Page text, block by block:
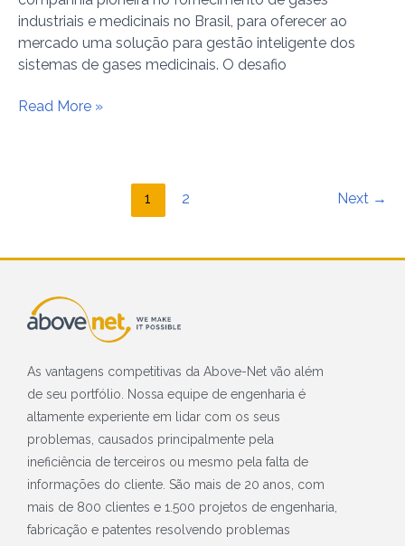
industriais e medicinais no Brasil, para oferecer ao
mercado uma solução para gestão inteligente dos
sistemas de gases medicinais. O desafio
Read More »
1 2 Next →
As vantagens competitivas da Above-Net vão além
de seu portfólio. Nossa equipe de engenharia é
altamente experiente em lidar com os seus
problemas, causados principalmente pela
ineficiência de terceiros ou mesmo pela falta de
informações do cliente. São mais de 20 anos, com
mais de 800 clientes e 1.500 projetos de engenharia,
fabricação e patentes resolvendo problemas